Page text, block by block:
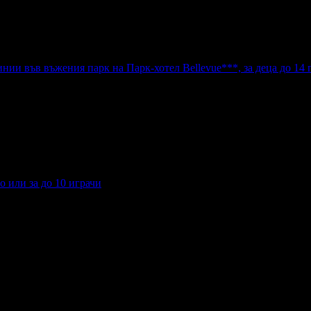
във въжения парк на Парк-хотел Bellevue***, за деца до 14
или за до 10 играчи